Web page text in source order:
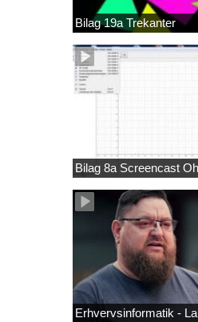
Bilag 19a Trekanter
Bilag 8a Screencast
Erhvervsinformatik -